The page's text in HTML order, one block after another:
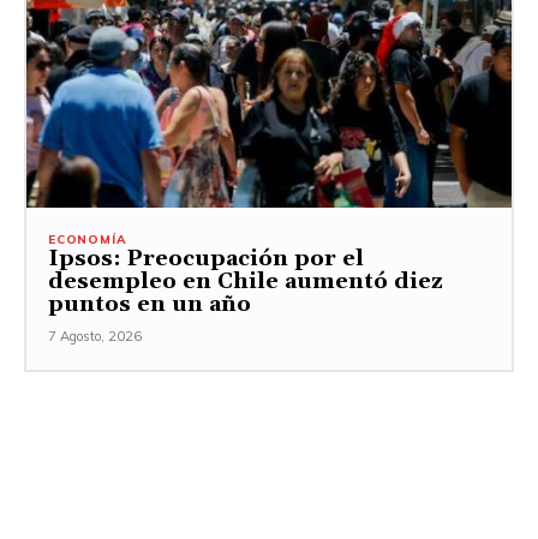
ECONOMÍA
Ipsos: Preocupación por el
desempleo en Chile aumentó diez
puntos en un año
7 Agosto, 2026